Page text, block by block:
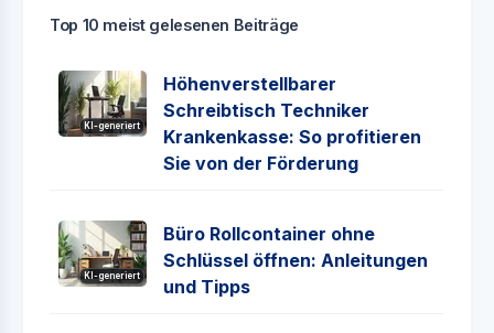
Top 10 meist gelesenen Beiträge
KI-generiert
Höhenverstellbarer
Schreibtisch Techniker
Krankenkasse: So profitieren
Sie von der Förderung
KI-generiert
Büro Rollcontainer ohne
Schlüssel öffnen: Anleitungen
und Tipps